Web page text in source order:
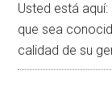
Usted está aquí:
que sea
calidad de su